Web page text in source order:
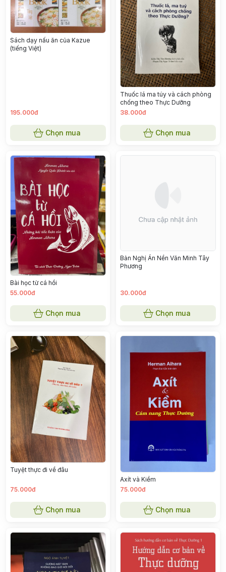
Sách dạy nấu ăn của Kazue
(tiếng Việt)
195.000đ
Chọn mua
Thuốc lá ma túy và cách phòng
chống theo Thực Dưỡng
38.000đ
Chọn mua
Bài học từ cá hồi
55.000đ
Chọn mua
Bản Nghị Án Nền Văn Minh Tây
Phương
30.000đ
Chọn mua
Tuyệt thực đi về đâu
75.000đ
Chọn mua
Axít và Kiềm
75.000đ
Chọn mua